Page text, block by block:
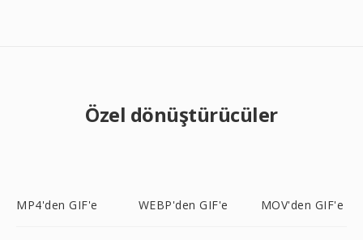
Özel dönüştürücüler
MP4'den GIF'e WEBP'den GIF'e MOV'den GIF'e